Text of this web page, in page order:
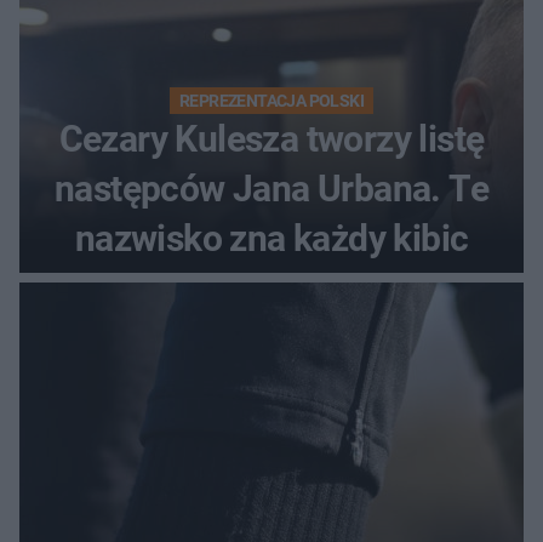
REPREZENTACJA POLSKI
Cezary Kulesza tworzy listę
następców Jana Urbana. Te
nazwisko zna każdy kibic